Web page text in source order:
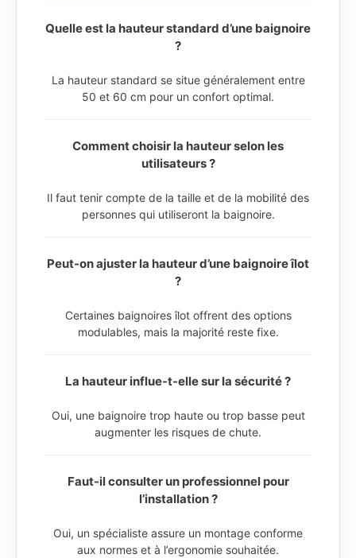
Quelle est la hauteur standard d’une baignoire
?
La hauteur standard se situe généralement entre
50 et 60 cm pour un confort optimal.
Comment choisir la hauteur selon les
utilisateurs ?
Il faut tenir compte de la taille et de la mobilité des
personnes qui utiliseront la baignoire.
Peut-on ajuster la hauteur d’une baignoire îlot
?
Certaines baignoires îlot offrent des options
modulables, mais la majorité reste fixe.
La hauteur influe-t-elle sur la sécurité ?
Oui, une baignoire trop haute ou trop basse peut
augmenter les risques de chute.
Faut-il consulter un professionnel pour
l’installation ?
Oui, un spécialiste assure un montage conforme
aux normes et à l’ergonomie souhaitée.